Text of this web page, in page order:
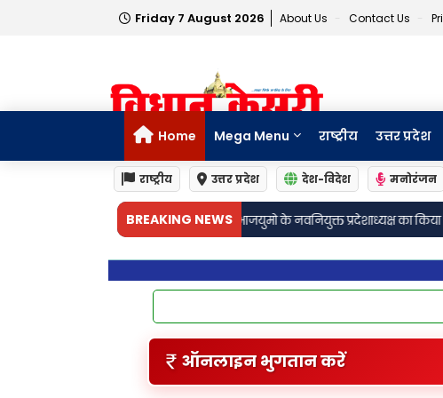
Friday 7 August 2026 About Us Contact Us
Home Mega Menu राष्ट्रीय उत्तर प्रदेश
राष्ट्रीय उत्तर प्रदेश देश-विदेश मनोरंजन
BREAKING NEWS
के भतीजे ने भाजयुमो के नवनियुक्त प्रदेशाध्यक्ष का किया भव्य स्वागत• प्रधान संघ
ऑनलाइन भुगतान करें